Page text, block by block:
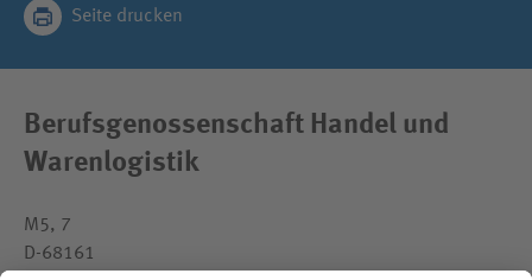
Seite drucken
Berufsgenossenschaft Handel und
Warenlogistik
M5, 7
D-68161